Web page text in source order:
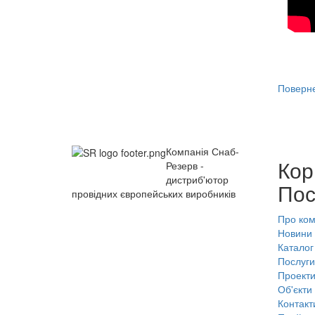
Компанія Снаб-
Резерв -
дистриб'ютор
провідних європейських виробників
Про
Новини
Каталог
Послуги
Проекти
Об'єкти